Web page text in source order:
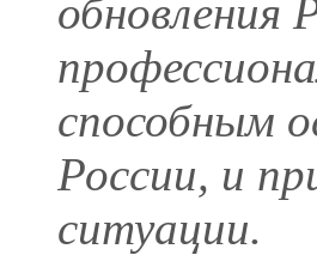
обновления
способным
России, и
ситуации.